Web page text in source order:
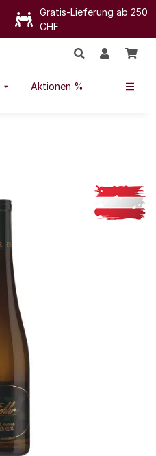
Gratis-Lieferung ab 250
CHF
Aktionen %